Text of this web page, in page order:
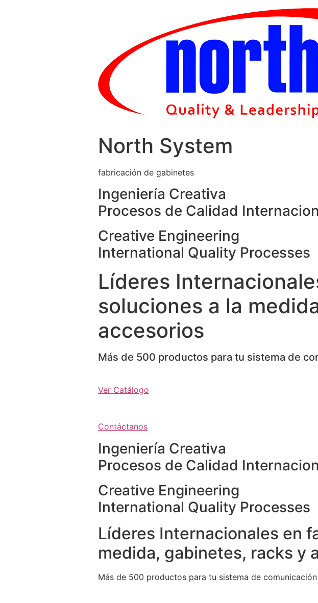
North System
fabricación de gabinetes
Ingeniería Creativa
Procesos de Calidad
Creative Engineering
International Quality Processes
Líderes
soluciones a la
accesorios
Más de 500 productos para tu sistema de
Ver Catálogo
Contáctanos
Ingeniería Creativa
Procesos de Calidad
Creative Engineering
International Quality Processes
Líderes Internacionales en
medida, gabinetes, racks y
Más de 500 productos para tu sistema de